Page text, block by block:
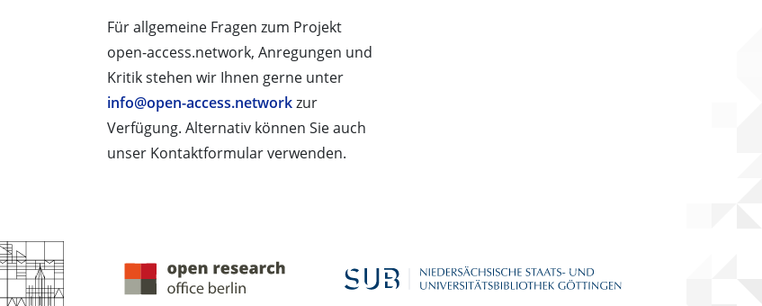
Für allgemeine Fragen zum Projekt
open-access.network, Anregungen und
Kritik stehen wir Ihnen gerne unter
info@open-access.networkzur
Verfügung. Alternativ können Sie auch
unser Kontaktformular verwenden.